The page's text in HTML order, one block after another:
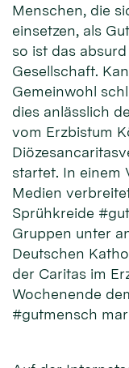
Menschen, die
einsetzen, als
so ist das
Gesellschaft.
Gemeinwohl
dies anlässlich
vom Erzbistum
startet. In einem
Medien
Sprühkreide
Gruppen unter
Deutschen
der Caritas im
Wochenende
#gutmensch